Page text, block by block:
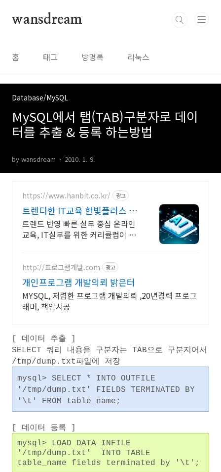
wansdream
홈 태그 방명록 리눅스
Database/MySQL
MySQL에서 탭(TAB)구분자로 데이
터를 추출 & 등록 하는방법
by wansdream 2010. 1. 9.
https://www.hanbit.co.kr/ 광고
트렌디한 IT교육 한빛플러스 AI
개발자 필수 코스
트렌드 반영 빠른 실무 중심 온라인
교육, IT실무를 위한 커리큘럼이 한
http://프로그램개발.com 광고
개인프로그램 개발의뢰 밝은터
MYSQL, 저렴한 프로그램 개발의뢰 ,20년경력 프로그
래머, 책임시공
[ 데이터 추출 ]
SELECT 쿼리 내용을 구분자는 TAB으로 구분지어서
/tmp/dump.txt파일에 저장
mysql> SELECT * INTO OUTFILE
'/tmp/dump.txt' FIELDS TERMINATED BY
'\t' FROM table_name;
[ 데이터 등록 ]
mysql> LOAD DATA INFILE
'/tmp/dump.txt' INTO TABLE
table_name fields terminated by '\t';